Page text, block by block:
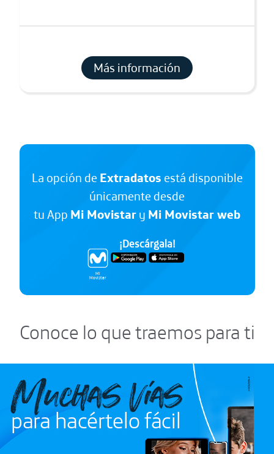
Más información
La opción de Extradatos está disponible
únicamente desde
tu App Mi Movistar y Mi Movistar web
Mi
Movistar
¡Descárgala!
Conoce lo que traemos para ti